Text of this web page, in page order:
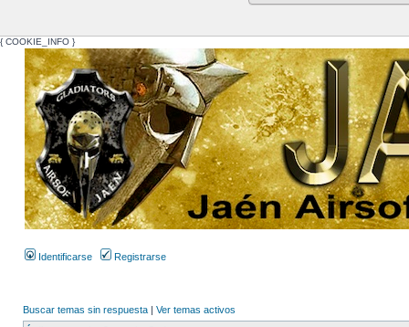
{ COOKIE_INFO }
Identificarse Registrarse
Buscar temas sin respuesta | Ver temas activos